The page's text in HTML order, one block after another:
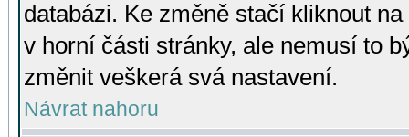
databázi. Ke změně stačí kliknout
v horní části stránky, ale nemusí to
změnit veškerá svá nastavení.
Návrat nahoru